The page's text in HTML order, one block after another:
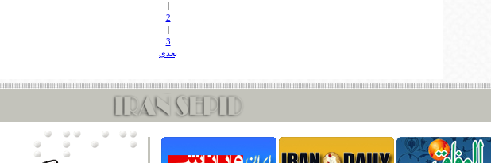
|
2
|
3
بعدی